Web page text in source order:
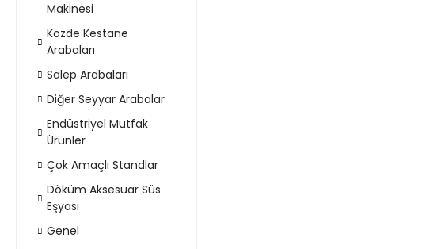
Makinesi
Közde Kestane
Arabaları
Salep Arabaları
Diğer Seyyar Arabalar
Endüstriyel Mutfak
Ürünler
Çok Amaçlı Standlar
Döküm Aksesuar Süs
Eşyası
Genel